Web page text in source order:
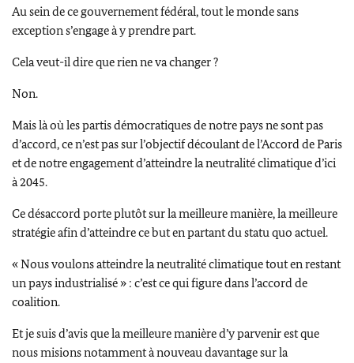
Au sein de ce gouvernement fédéral, tout le monde sans
exception s’engage à y prendre part.
Cela veut-il dire que rien ne va changer ?
Non.
Mais là où les partis démocratiques de notre pays ne sont pas
d’accord, ce n’est pas sur l’objectif découlant de l’Accord de Paris
et de notre engagement d’atteindre la neutralité climatique d’ici
à 2045.
Ce désaccord porte plutôt sur la meilleure manière, la meilleure
stratégie afin d’atteindre ce but en partant du statu quo actuel.
« Nous voulons atteindre la neutralité climatique tout en restant
un pays industrialisé » : c’est ce qui figure dans l’accord de
coalition.
Et je suis d’avis que la meilleure manière d’y parvenir est que
nous misions notamment à nouveau davantage sur la